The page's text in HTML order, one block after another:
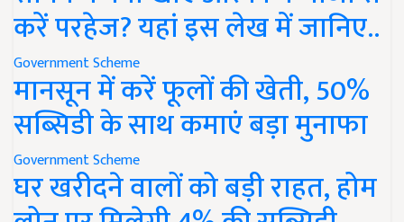
करें परहेज? यहां इस लेख में जानिए..
Government Scheme
मानसून में करें फूलों की खेती, 50%
सब्सिडी के साथ कमाएं बड़ा मुनाफा
Government Scheme
घर खरीदने वालों को बड़ी राहत, होम